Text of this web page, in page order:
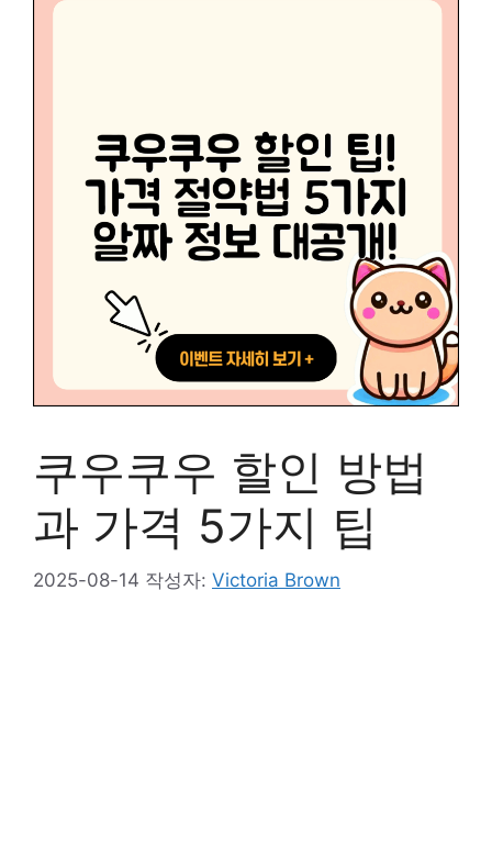
쿠우쿠우 할인 방법
과 가격 5가지 팁
2025-08-14 작성자: Victoria Brown